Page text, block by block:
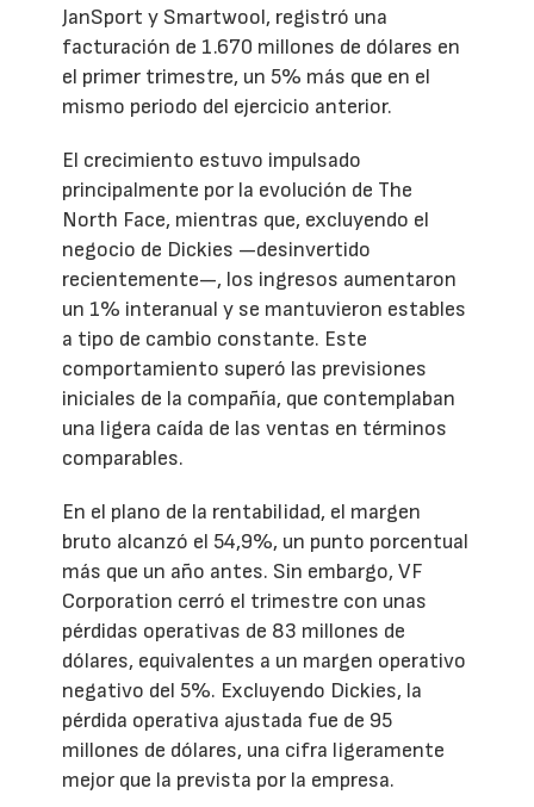
JanSport y Smartwool, registró una
facturación de 1.670 millones de dólares en
el primer trimestre, un 5% más que en el
mismo periodo del ejercicio anterior.
El crecimiento estuvo impulsado
principalmente por la evolución de The
North Face, mientras que, excluyendo el
negocio de Dickies —desinvertido
recientemente—, los ingresos aumentaron
un 1% interanual y se mantuvieron estables
a tipo de cambio constante. Este
comportamiento superó las previsiones
iniciales de la compañía, que contemplaban
una ligera caída de las ventas en términos
comparables.
En el plano de la rentabilidad, el margen
bruto alcanzó el 54,9%, un punto porcentual
más que un año antes. Sin embargo, VF
Corporation cerró el trimestre con unas
pérdidas operativas de 83 millones de
dólares, equivalentes a un margen operativo
negativo del 5%. Excluyendo Dickies, la
pérdida operativa ajustada fue de 95
millones de dólares, una cifra ligeramente
mejor que la prevista por la empresa.